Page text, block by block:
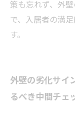
策も忘れず、外
で、入居者の満
す。
外壁の劣化サイ
るべき中間チェ